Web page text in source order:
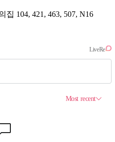
104, 421, 463, 507, N16